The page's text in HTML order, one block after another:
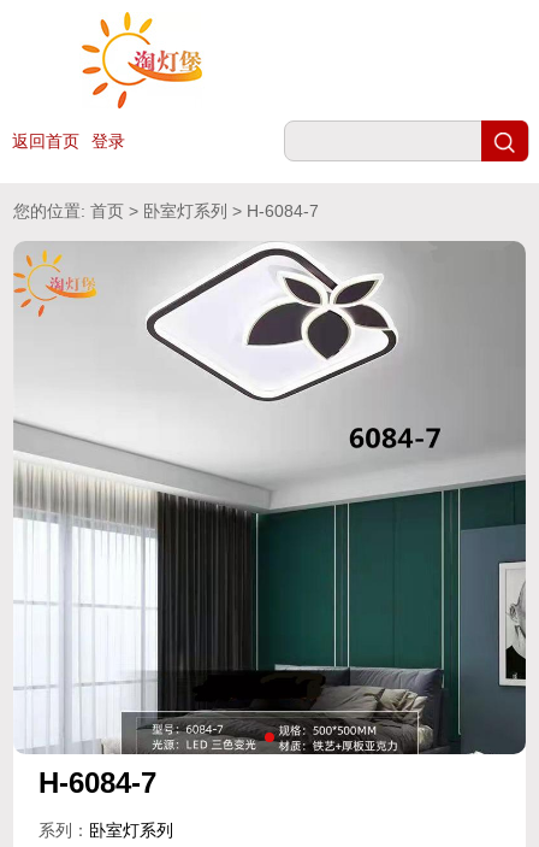
返回首页 登录
您的位置:首页 > 卧室灯系列 > H-6084-7
H-6084-7
系列： 卧室灯系列